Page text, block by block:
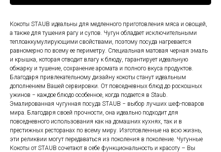
Кокоты STAUB идеальны для медленного приготовления мяса и овощей,
а также для тушения рагу и супов. Чугун обладает исключительными
теплоаккумулирующими свойствами, поэтому посуда нагревается
равномерно по всему ее периметру. Специальная матовая черная эмаль
и крышка, которая отводит влагу к блюду, гарантирует идеальную
обжарку и тушение, сохранение аромата и полного вкуса продуктов.
Благодаря привлекательному дизайну кокоты станут идеальным
дополнением Вашей сервировки. От повседневных блюд до роскошных
ужинов − каждое блюдо особенное, когда подается в Staub.
Эмалированная чугунная посуда STAUB − выбор лучших шеф-поваров
мира. Благодаря своей прочности, она идеально подходит для
повседневного использования как на домашних кухнях, так и в
престижных ресторанах по всему миру. Изготовленные на всю жизнь,
эти реликвии могут передаваться из поколения в поколение. Чугунные
Кокоты от STAUB сочетают в себе функциональность и красоту – Вы